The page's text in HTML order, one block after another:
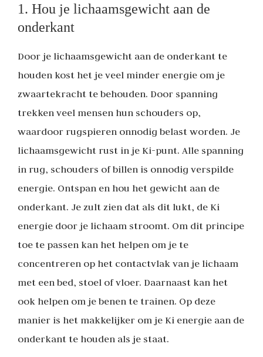
1. Hou je lichaamsgewicht aan de
onderkant
Door je lichaamsgewicht aan de onderkant te
houden kost het je veel minder energie om je
zwaartekracht te behouden. Door spanning
trekken veel mensen hun schouders op,
waardoor rugspieren onnodig belast worden. Je
lichaamsgewicht rust in je Ki-punt. Alle spanning
in rug, schouders of billen is onnodig verspilde
energie. Ontspan en hou het gewicht aan de
onderkant. Je zult zien dat als dit lukt, de Ki
energie door je lichaam stroomt. Om dit principe
toe te passen kan het helpen om je te
concentreren op het contactvlak van je lichaam
met een bed, stoel of vloer. Daarnaast kan het
ook helpen om je benen te trainen. Op deze
manier is het makkelijker om je Ki energie aan de
onderkant te houden als je staat.